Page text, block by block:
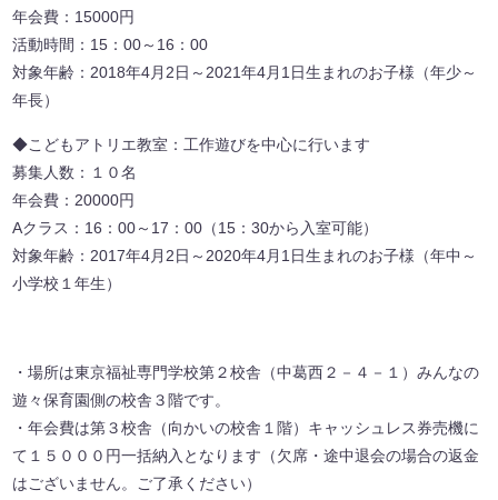
年会費：15000円
活動時間：15：00～16：00
対象年齢：2018年4月2日～2021年4月1日生まれのお子様（年少～
年長）
◆こどもアトリエ教室：工作遊びを中心に行います
募集人数：１０名
年会費：20000円
Aクラス：16：00～17：00（15：30から入室可能）
対象年齢：2017年4月2日～2020年4月1日生まれのお子様（年中～
小学校１年生）
・場所は東京福祉専門学校第２校舎（中葛西２－４－１）みんなの
遊々保育園側の校舎３階です。
・年会費は第３校舎（向かいの校舎１階）キャッシュレス券売機に
て１５０００円一括納入となります（欠席・途中退会の場合の返金
はございません。ご了承ください）